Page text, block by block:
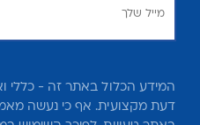
המידע הכלול באתר זה - כללי
דעת מקצועית. אף כי נעשה מאמץ